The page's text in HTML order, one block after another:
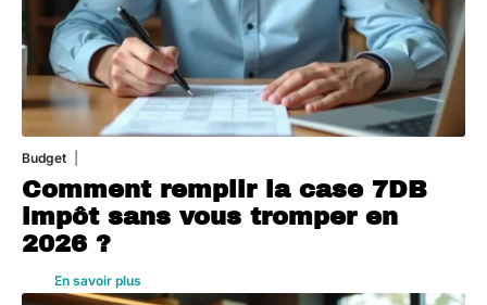
Budget
Comment remplir la case 7DB
impôt sans vous tromper en
2026 ?
En savoir plus